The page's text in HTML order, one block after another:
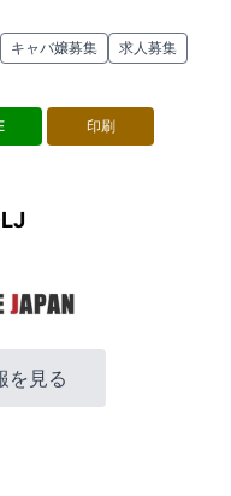
キャバ嬢募集 求人募集
印刷
を見る